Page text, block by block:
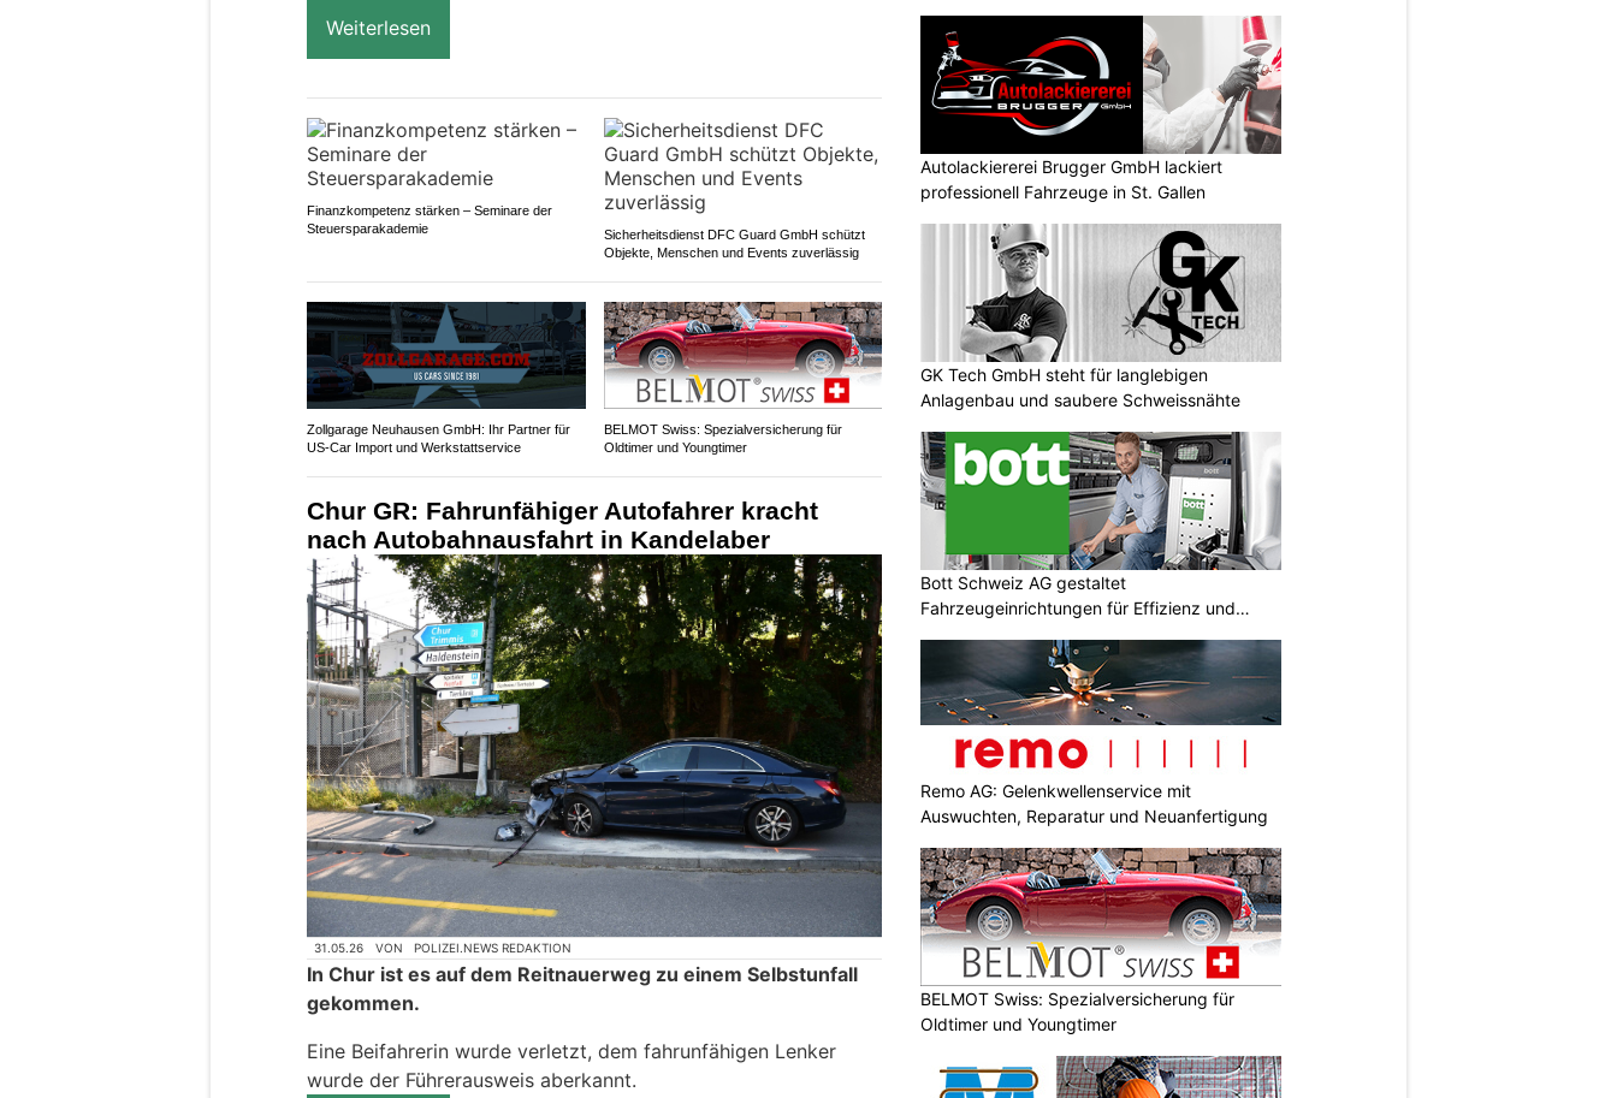
Weiterlesen
Finanzkompetenz stärken – Seminare der
Steuersparakademie
Sicherheitsdienst DFC Guard GmbH schützt
Objekte, Menschen und Events zuverlässig
Zollgarage Neuhausen GmbH: Ihr Partner für
US-Car Import und Werkstattservice
BELMOT Swiss: Spezialversicherung für
Oldtimer und Youngtimer
Chur GR: Fahrunfähiger Autofahrer kracht
nach Autobahnausfahrt in Kandelaber
31.05.26 VON POLIZEI.NEWS REDAKTION
In Chur ist es auf dem Reitnauerweg zu einem Selbstunfall
gekommen.
Eine Beifahrerin wurde verletzt, dem fahrunfähigen Lenker
wurde der Führerausweis aberkannt.
Autolackiererei Brugger GmbH lackiert
professionell Fahrzeuge in St. Gallen
GK Tech GmbH steht für langlebigen
Anlagenbau und saubere Schweissnähte
Bott Schweiz AG gestaltet
Fahrzeugeinrichtungen für Effizienz und
Remo AG: Gelenkwellenservice mit
Auswuchten, Reparatur und Neuanfertigung
BELMOT Swiss: Spezialversicherung für
Oldtimer und Youngtimer